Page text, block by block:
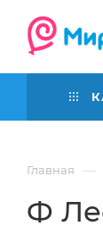
Главная —
Ф